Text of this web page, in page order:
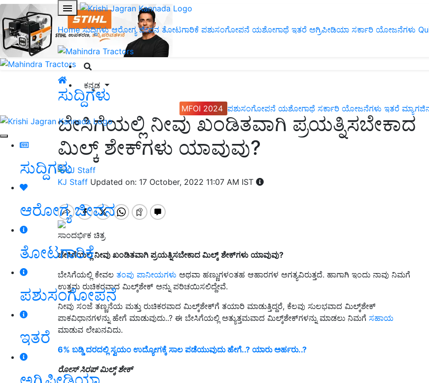
Home ಸುದ್ದಿಗಳು ಆರೋಗ್ಯ ಜೀವನ ತೋಟಗಾರಿಕೆ ಪಶುಸಂಗೋಪನೆ ಯಶೋಗಾಥೆ ಇತರೆ ಅಗ್ರಿಪೀಡಿಯಾ ಸರ್ಕಾರಿ ಯೋಜನೆಗಳು
ಕನ್ನಡ
MFOI 2024 ಪಶುಸಂಗೋಪನೆ ಯಶೋಗಾಥೆ ಸರ್ಕಾರಿ ಯೋಜನೆಗಳು ಇತರೆ
ಸುದ್ದಿಗಳು
ಆರೋಗ್ಯ ಜೀವನ
ತೋಟಗಾರಿಕೆ
ಪಶುಸಂಗೋಪನೆ
ಇತರೆ
ಸುದ್ದಿಗಳು
ಬೇಸಿಗೆಯಲ್ಲಿ ನೀವು ಖಂಡಿತವಾಗಿ ಪ್ರಯತ್ನಿಸಬೇಕಾದ
ಮಿಲ್ಕ್‌ ಶೇಕ್‌ಗಳು ಯಾವುವು?
KJ Staff Updated on: 17 October, 2022 11:07 AM IST
ಸಾಂದರ್ಭಿಕ ಚಿತ್ರ
ಬೇಸಿಗೆಯಲ್ಲಿ ನೀವು ಖಂಡಿತವಾಗಿ ಪ್ರಯತ್ನಿಸಬೇಕಾದ ಮಿಲ್ಕ್‌ ಶೇಕ್‌ಗಳು ಯಾವುವು?
ಬೇಸಿಗೆಯಲ್ಲಿ ಕೇವಲ ತಂಪು ಪಾನೀಯಗಳು ಅಥವಾ ಹಣ್ಣುಗಳಂತಹ ಆಹಾರಗಳ ಅಗತ್ಯವಿರುತ್ತದೆ. ಹಾಗಾಗಿ ಇಂದು ನಾವು ನಿಮಗೆ
ಉತ್ತಮ ರುಚಿಕರವಾದ ಮಿಲ್ಕ್‌ಶೇಕ್ ಅನ್ನು ಪರಿಚಯಿಸಲಿದ್ದೇವೆ.
ನೀವು ಸಂಜೆ ತಣ್ಣನೆಯ ಮತ್ತು ರುಚಿಕರವಾದ ಮಿಲ್ಕ್‌ಶೇಕ್‌ಗೆ ತಯಾರಿ ಮಾಡುತ್ತಿದ್ದರೆ, ಕೆಲವು ಸುಲಭವಾದ ಮಿಲ್ಕ್‌ಶೇಕ್
ಪಾಕವಿಧಾನಗಳನ್ನು ಹೇಗೆ ಮಾಡುವುದು..? ಈ ಬೇಸಿಗೆಯಲ್ಲಿ ಅತ್ಯುತ್ತಮವಾದ ಮಿಲ್ಕ್‌ಶೇಕ್‌ಗಳನ್ನು ಮಾಡಲು ನಿಮಗೆ ಸಹಾಯ
ಮಾಡುವ ಲೇಖನವಿದು.
6% ಬಡ್ಡಿ ದರದಲ್ಲಿ ಸ್ವಯಂ ಉದ್ಯೋಗಕ್ಕೆ ಸಾಲ ಪಡೆಯುವುದು ಹೇಗೆ..? ಯಾರು ಅರ್ಹರು..?
ರೋಸ್ ಸಿರಪ್ ಮಿಲ್ಕ್ ಶೇಕ್